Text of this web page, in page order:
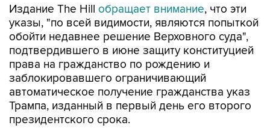
обойти недавнее решение Верховного суда",
подтвердившего в июне защиту конституцией
права на гражданство по рождению и
заблокировавшего ограничивающий
автоматическое получение гражданства указ
Трампа, изданный в первый день его второго
президентского срока.
"В Верховном суде было принято очень